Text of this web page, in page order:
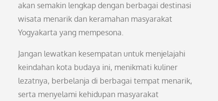
akan semakin lengkap dengan berbagai destinasi
wisata menarik dan keramahan masyarakat
Yogyakarta yang mempesona.
Jangan lewatkan kesempatan untuk menjelajahi
keindahan kota budaya ini, menikmati kuliner
lezatnya, berbelanja di berbagai tempat menarik,
serta menyelami kehidupan masyarakat